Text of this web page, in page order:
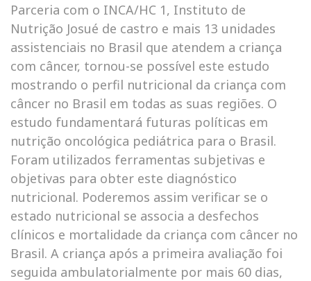
Parceria com o INCA/HC 1, Instituto de
Nutrição Josué de castro e mais 13 unidades
assistenciais no Brasil que atendem a criança
com câncer, tornou-se possível este estudo
mostrando o perfil nutricional da criança com
câncer no Brasil em todas as suas regiões. O
estudo fundamentará futuras políticas em
nutrição oncológica pediátrica para o Brasil.
Foram utilizados ferramentas subjetivas e
objetivas para obter este diagnóstico
nutricional. Poderemos assim verificar se o
estado nutricional se associa a desfechos
clínicos e mortalidade da criança com câncer no
Brasil. A criança após a primeira avaliação foi
seguida ambulatorialmente por mais 60 dias,